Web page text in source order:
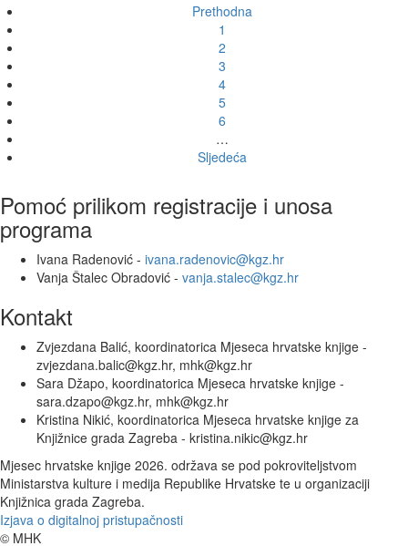
Prethodna
1
2
3
4
5
6
…
Sljedeća
Pomoć prilikom registracije i unosa
programa
Ivana Radenović - ivana.radenovic@kgz.hr
Vanja Štalec Obradović - vanja.stalec@kgz.hr
Kontakt
Zvjezdana Balić, koordinatorica Mjeseca hrvatske knjige -
zvjezdana.balic@kgz.hr, mhk@kgz.hr
Sara Džapo, koordinatorica Mjeseca hrvatske knjige -
sara.dzapo@kgz.hr, mhk@kgz.hr
Kristina Nikić, koordinatorica Mjeseca hrvatske knjige za
Knjižnice grada Zagreba - kristina.nikic@kgz.hr
Mjesec hrvatske knjige 2026. održava se pod pokroviteljstvom
Ministarstva kulture i medija Republike Hrvatske te u organizaciji
Knjižnica grada Zagreba.
Izjava o digitalnoj pristupačnosti
© MHK